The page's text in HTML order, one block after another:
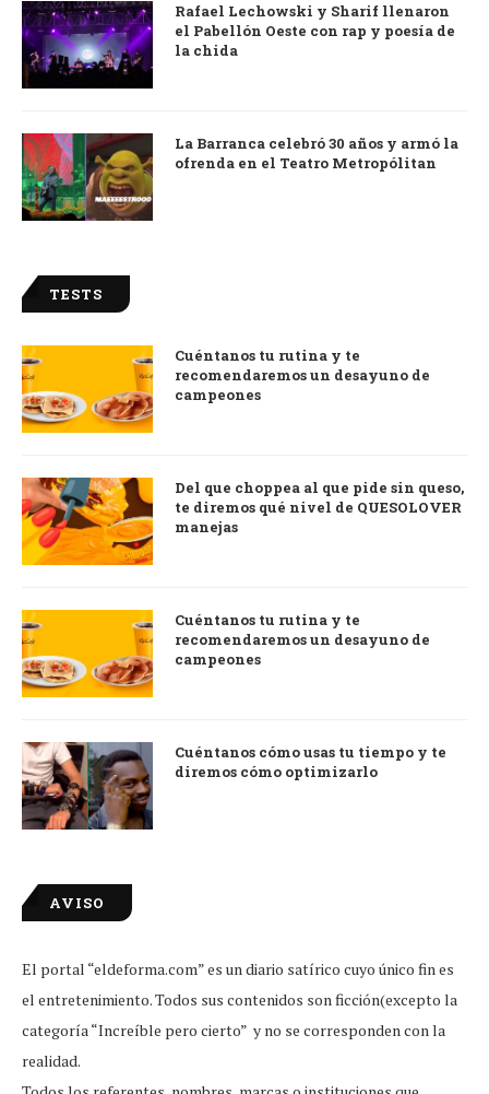
Rafael Lechowski y Sharif llenaron
el Pabellón Oeste con rap y poesía de
la chida
La Barranca celebró 30 años y armó la
ofrenda en el Teatro Metropólitan
TESTS
Cuéntanos tu rutina y te
recomendaremos un desayuno de
campeones
Del que choppea al que pide sin queso,
te diremos qué nivel de QUESOLOVER
manejas
Cuéntanos tu rutina y te
recomendaremos un desayuno de
campeones
Cuéntanos cómo usas tu tiempo y te
diremos cómo optimizarlo
AVISO
El portal “eldeforma.com” es un diario satírico cuyo único fin es
el entretenimiento. Todos sus contenidos son ficción(excepto la
categoría “Increíble pero cierto” y no se corresponden con la
realidad.